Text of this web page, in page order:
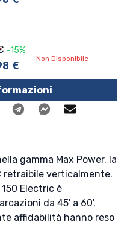
- 660 AMP Numero:
KW - 9,5 HP
-15%
€ Non Disponibile
WhatsappTelegramFacebook
gamma Max Power, la
retraibile verticalmente.
150 Electric è
da 45' a 60'.
affidabilità hanno reso